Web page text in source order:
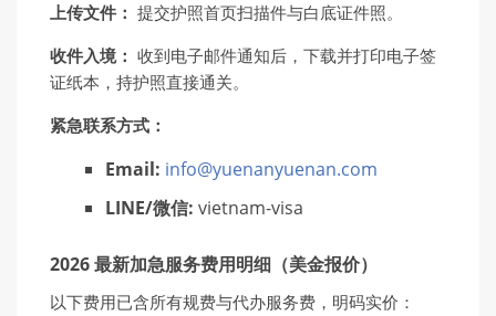
上传文件： 提交护照首页扫描件与白底证件照。
收件入境： 收到电子邮件通知后，下载并打印电子签
证纸本，持护照直接通关。
紧急联系方式：
Email: info@yuenanyuenan.com
LINE/微信: vietnam-visa
2026 最新加急服务费用明细（美金报价）
以下费用已含所有规费与代办服务费，明码实价：